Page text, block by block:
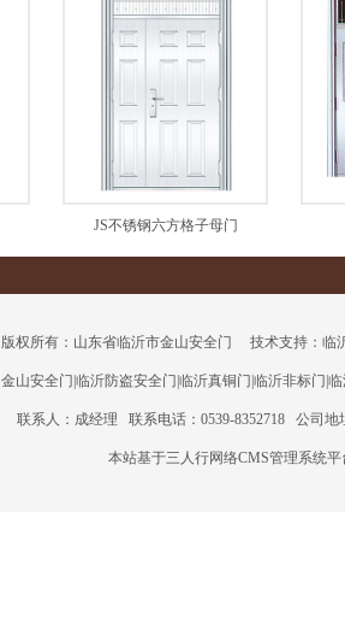
JS不锈钢六方格子母门
版权所有：山东省临沂市金山安全门 技术支持：临
金山安全门 临沂防盗安全门 临沂真铜门 临沂非标门 临
联系人：成经理 联系电话：0539-8352718 公司
本站基于三人行网络CMS管理系统